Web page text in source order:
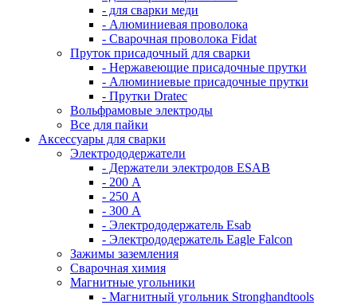
- для сварки меди
- Алюминиевая проволока
- Сварочная проволока Fidat
Пруток присадочный для сварки
- Нержавеющие присадочные прутки
- Алюминиевые присадочные прутки
- Прутки Dratec
Вольфрамовые электроды
Все для пайки
Аксессуары для сварки
Электрододержатели
- Держатели электродов ESAB
- 200 А
- 250 А
- 300 А
- Электрододержатель Esab
- Электрододержатель Eagle Falcon
Зажимы заземления
Сварочная химия
Магнитные угольники
- Магнитный угольник Stronghandtools